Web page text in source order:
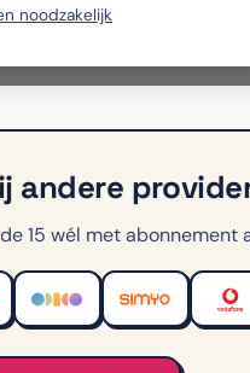
noodzakelijk
niet aan met
andere
15 wél met abonnement